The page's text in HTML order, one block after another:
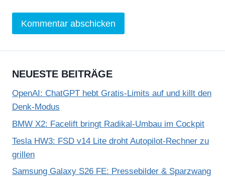
NEUESTE BEITRÄGE
OpenAI: ChatGPT hebt Gratis-Limits auf und killt den
Denk-Modus
BMW X2: Facelift bringt Radikal-Umbau im Cockpit
Tesla HW3: FSD v14 Lite droht Autopilot-Rechner zu
grillen
Samsung Galaxy S26 FE: Pressebilder & Sparzwang